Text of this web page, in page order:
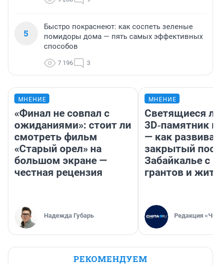
5
Быстро покраснеют: как соспеть зеленые
помидоры дома — пять самых эффективных
способов
7 196 3
МНЕНИЕ
«Финал не совпал с
ожиданиями»: стоит ли
смотреть фильм
«Старый орел» на
большом экране —
честная рецензия
Надежда Губарь
МНЕНИЕ
Светящиеся
3D‑памятник и
— как
закрытый
Забайкалье с
грантов и
Редакция
РЕКОМЕНДУЕМ